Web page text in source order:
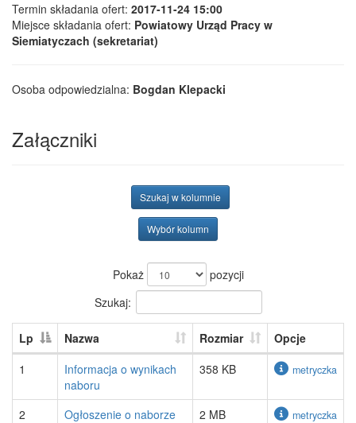
Termin składania ofert: 2017-11-24 15:00
Miejsce składania ofert: Powiatowy Urząd Pracy w
Siemiatyczach (sekretariat)
Osoba odpowiedzialna: Bogdan Klepacki
Załączniki
Szukaj w kolumnie
Wybór kolumn
Pokaż
pozycji
Szukaj:
Lp Nazwa Rozmiar
Opcje
1
Informacja o wynikach
naboru
358 KB metryczka
2 Ogłoszenie o naborze 2 MB metryczka